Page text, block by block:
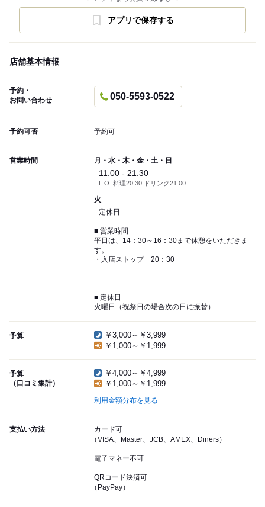
アプリで保存する
店舗基本情報
予約・
お問い合わせ
050-5593-0522
予約可否 予約可
営業時間 月・水・木・金・土・日
11:00 - 21:30
L.O. 料理20:30 ドリンク21:00
火
定休日
■ 営業時間
平日は、14：30～16：30まで休憩をいただきま
す。
・入店ストップ 20：30
■ 定休日
火曜日（祝祭日の場合次の日に振替）
予算
￥3,000～￥3,999
￥1,000～￥1,999
予算
（口コミ集計）
￥4,000～￥4,999
￥1,000～￥1,999
利用金額分布を見る
支払い方法
カード可
（VISA、Master、JCB、AMEX、Diners）
電子マネー不可
QRコード決済可
（PayPay）